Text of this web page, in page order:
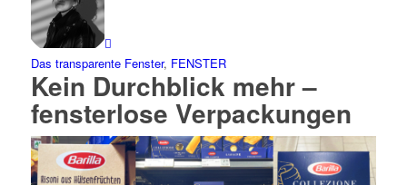
Das transparente Fenster, FENSTER
Kein Durchblick mehr –
fensterlose Verpackungen